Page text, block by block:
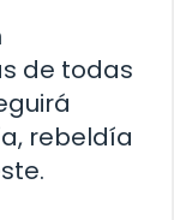
de todas
rebeldía